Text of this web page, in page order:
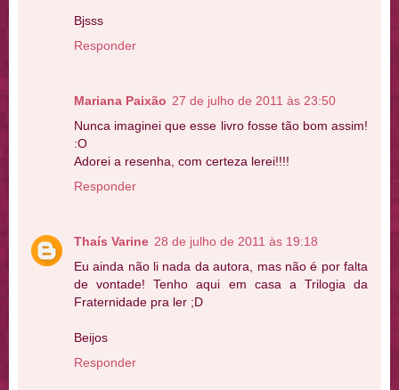
Bjsss
Responder
Mariana Paixão 27 de julho de 2011 às 23:50
Nunca imaginei que esse livro fosse tão bom assim!
:O
Adorei a resenha, com certeza lerei!!!!
Responder
Thaís Varine 28 de julho de 2011 às 19:18
Eu ainda não li nada da autora, mas não é por falta
de vontade! Tenho aqui em casa a Trilogia da
Fraternidade pra ler ;D
Beijos
Responder